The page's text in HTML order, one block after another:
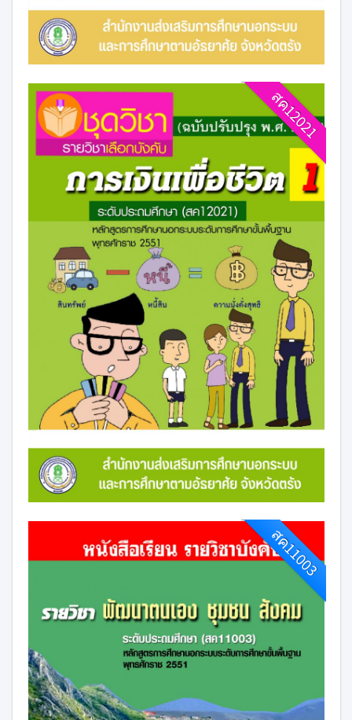
สค12021
สค11003